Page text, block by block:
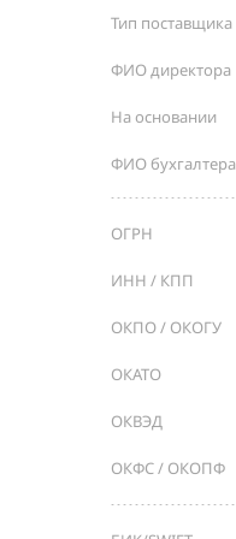
Тип поставщика
ФИО директора
На основании
ФИО бухгалтера
ОГРН
ИНН / КПП
ОКПО / ОКОГУ
ОКАТО
ОКВЭД
ОКФС / ОКОПФ